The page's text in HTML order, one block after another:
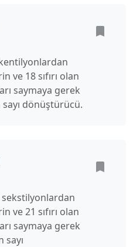
ve 18 sıfırı olan
saymaya gerek
sayı dönüştürücü.
sekstilyonlardan
ve 21 sıfırı olan
saymaya gerek
sayı